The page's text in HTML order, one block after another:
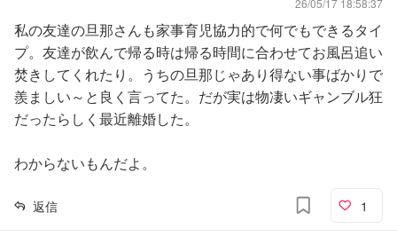
26/05/17 18:58:37
私の友達の旦那さんも家事育児協力的で何でもできるタイ
プ。友達が飲んで帰る時は帰る時間に合わせてお風呂追い
焚きしてくれたり。うちの旦那じゃあり得ない事ばかりで
羨ましい～と良く言ってた。だが実は物凄いギャンブル狂
だったらしく最近離婚した。
わからないもんだよ。
返信 1